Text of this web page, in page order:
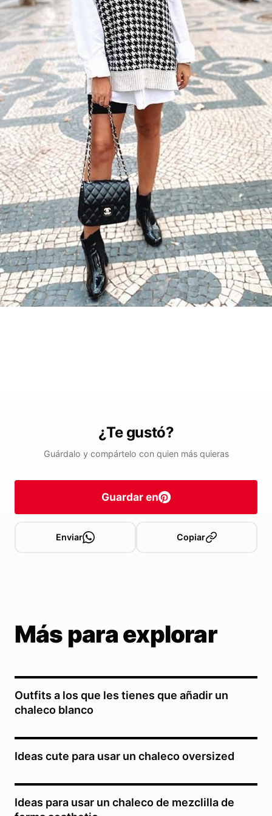
¿Te gustó?
Guárdalo y compártelo con quien más quieras
Guardar en
Enviar Copiar
Más para explorar
Outfits a los que les tienes que añadir un
chaleco blanco
Ideas cute para usar un chaleco oversized
Ideas para usar un chaleco de mezclilla de